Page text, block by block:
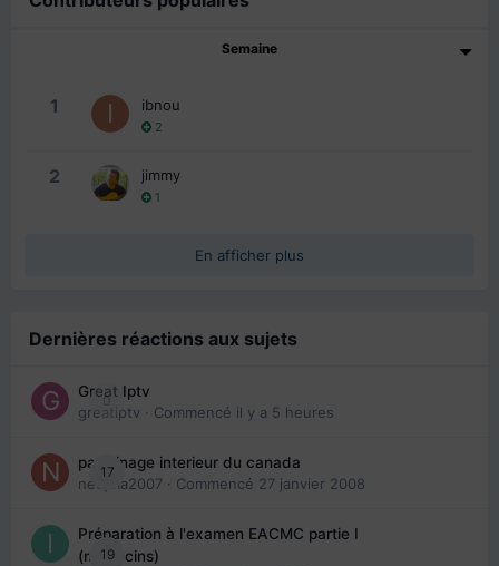
Semaine
1 ibnou
2
2 jimmy
1
En afficher plus
Dernières réactions aux sujets
0
Great Iptv
greatiptv · Commencé il y a 5 heures
17
parrainage interieur du canada
nedjma2007 · Commencé 27 janvier 2008
19
Préparation à l'examen EACMC partie I
(médecins)